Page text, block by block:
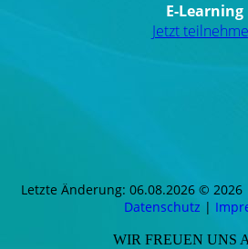
E-Learning
Jetzt
Letzte Änderung: 06.08.2026 © 2026
Daten­schutz |
WIR FREUEN UNS